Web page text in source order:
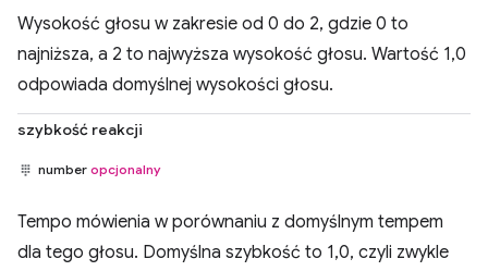
Wysokość głosu w zakresie od 0 do 2, gdzie 0 to
najniższa, a 2 to najwyższa wysokość głosu. Wartość 1,0
odpowiada domyślnej wysokości głosu.
szybkość reakcji
number opcjonalny
Tempo mówienia w porównaniu z domyślnym tempem
dla tego głosu. Domyślna szybkość to 1,0, czyli zwykle